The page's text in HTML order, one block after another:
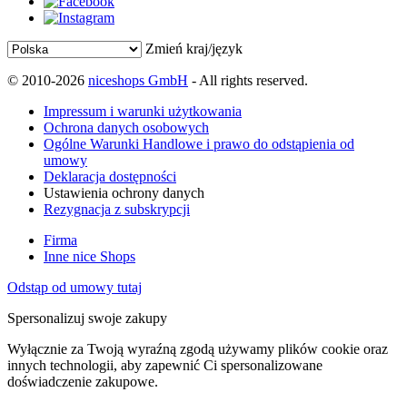
Zmień kraj/język
© 2010-2026 niceshops GmbH - All rights reserved.
Impressum i warunki użytkowania
Ochrona danych osobowych
Ogólne Warunki Handlowe i prawo do odstąpienia od
umowy
Deklaracja dostępności
Ustawienia ochrony danych
Rezygnacja z subskrypcji
Firma
Inne nice Shops
Odstąp od umowy tutaj
Spersonalizuj swoje zakupy
Wyłącznie za Twoją wyraźną zgodą używamy plików cookie oraz
innych technologii, aby zapewnić Ci spersonalizowane
doświadczenie zakupowe.